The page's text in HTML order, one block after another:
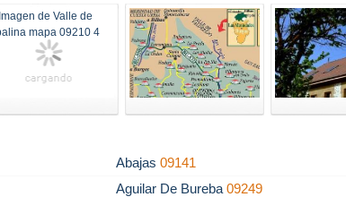
Abajas09141
Aguilar De Bureba09249